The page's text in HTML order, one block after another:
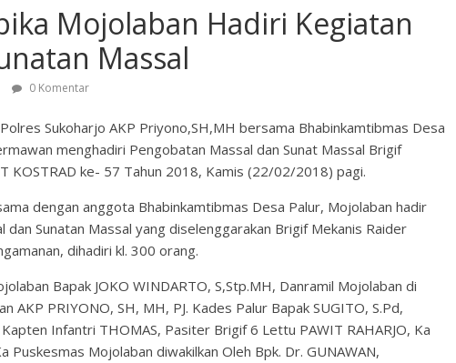
Mojolaban Hadiri Kegiatan
Massal
0 Komentar
Sukoharjo AKP Priyono,SH,MH bersama Bhabinkamtibmas Desa
menghadiri Pengobatan Massal dan Sunat Massal Brigif
KOSTRAD ke- 57 Tahun 2018, Kamis (22/02/2018) pagi.
dengan anggota Bhabinkamtibmas Desa Palur, Mojolaban hadir
Sunatan Massal yang diselenggarakan Brigif Mekanis Raider
dihadiri kl. 300 orang.
Bapak JOKO WINDARTO, S,Stp.MH, Danramil Mojolaban di
AKP PRIYONO, SH, MH, PJ. Kades Palur Bapak SUGITO, S.Pd,
Infantri THOMAS, Pasiter Brigif 6 Lettu PAWIT RAHARJO, Ka
Mojolaban diwakilkan Oleh Bpk. Dr. GUNAWAN,